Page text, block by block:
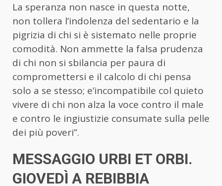
La speranza non nasce in questa notte,
non tollera l’indolenza del sedentario e la
pigrizia di chi si è sistemato nelle proprie
comodità. Non ammette la falsa prudenza
di chi non si sbilancia per paura di
compromettersi e il calcolo di chi pensa
solo a se stesso; e’incompatibile col quieto
vivere di chi non alza la voce contro il male
e contro le ingiustizie consumate sulla pelle
dei più poveri”.
MESSAGGIO URBI ET ORBI.
GIOVEDÌ A REBIBBIA